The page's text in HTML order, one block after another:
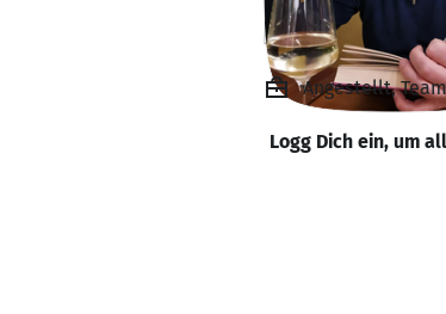
Lars
Angestellt,
Logg Dich ein, um